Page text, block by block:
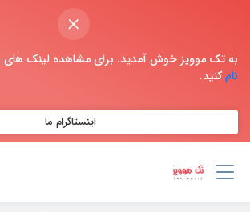
×
به تک موویز خوش آمدید. برای مشاهده لینک های
نامکنید.
اینستاگرام ما